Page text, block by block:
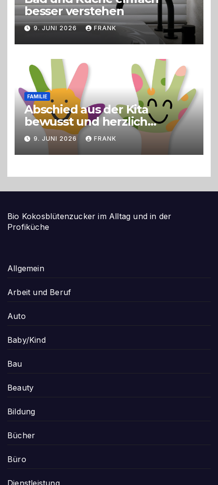
besser verstehen
9. JUNI 2026 FRANK
FAMILIE
Abschied aus der Kita
bewusst und herzlich
gestalten
9. JUNI 2026 FRANK
Bio Kokosblütenzucker im Alltag und in der
Profiküche
Allgemein
Arbeit und Beruf
Auto
Baby/Kind
Bau
Beauty
Bildung
Bücher
Büro
Dienstleistung